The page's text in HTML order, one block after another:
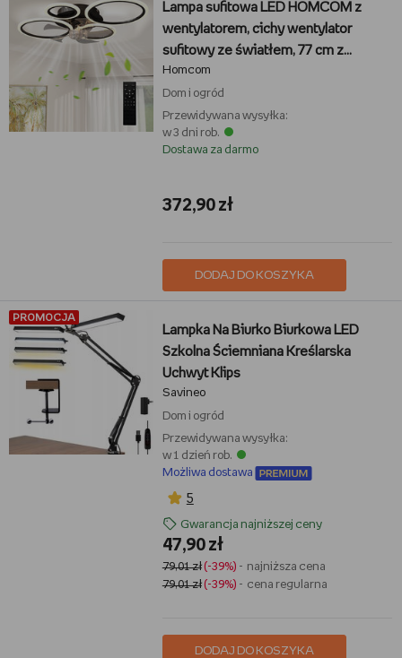
Lampa sufitowa LED HOMCOM z
wentylatorem, cichy wentylator
sufitowy ze światłem, 77 cm z
pilotem, 6 prędkości, 3 temperatury
barwowe, silnik prądu stałego, timer
do salonu, czarny
Homcom
Dom i ogród
Przewidywana wysyłka:
w 3 dni rob.
Dostawa za darmo
372,90 zł
DODAJ DO KOSZYKA
PROMOCJA
Lampka Na Biurko Biurkowa LED
Szkolna Ściemniana Kreślarska
Uchwyt Klips
Savineo
Dom i ogród
Przewidywana wysyłka:
w 1 dzień rob.
Możliwa dostawa
5
Gwarancja najniższej ceny
47,90 zł
79,01 zł(-39%) - najniższa cena
79,01 zł(-39%) - cena regularna
DODAJ DO KOSZYKA